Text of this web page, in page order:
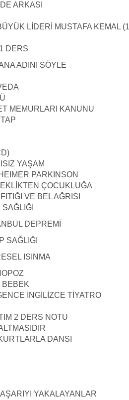
ARKASI
LİDERİ MUSTAFA KEMAL
DERS
ADINI SÖYLE
MEMURLARI KANUNU
YAŞAM
PARKINSON
ÇOCUKLUĞA
VE BEL AĞRISI
DEPREMİ
SAĞLIĞI
ISINMA
BEBEK
İNGİLİZCE TİYATRO
2 DERS NOTU
DANSI
YAKALAYANLAR